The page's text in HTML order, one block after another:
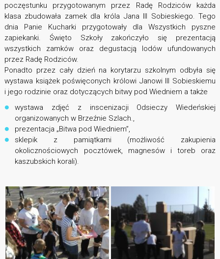
poczęstunku przygotowanym przez Radę Rodziców każda
klasa zbudowała zamek dla króla Jana III Sobieskiego. Tego
dnia Panie Kucharki przygotowały dla Wszystkich pyszne
zapiekanki. Święto Szkoły zakończyło się prezentacją
wszystkich zamków oraz degustacją lodów ufundowanych
przez Radę Rodziców.
Ponadto przez cały dzień na korytarzu szkolnym odbyła się
wystawa książek poświęconych królowi Janowi III Sobieskiemu
i jego rodzinie oraz dotyczących bitwy pod Wiedniem a także
wystawa zdjęć z inscenizacji Odsieczy Wiedeńskiej
organizowanych w Brzeźnie Szlach.,
prezentacja „Bitwa pod Wiedniem”,
sklepik z pamiątkami (możliwość zakupienia
okolicznościowych pocztówek, magnesów i toreb oraz
kaszubskich korali).